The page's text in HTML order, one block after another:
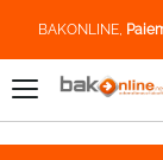
BAKONLINE,